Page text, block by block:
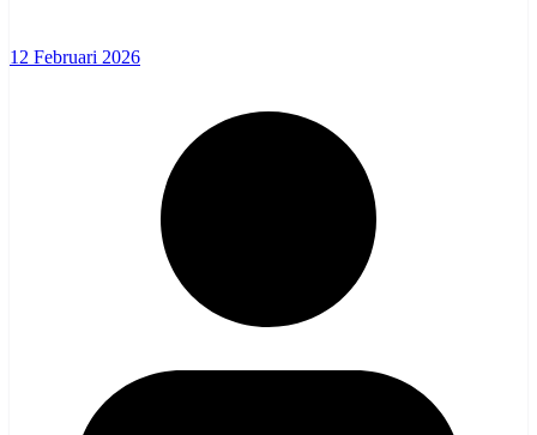
12 Februari 2026